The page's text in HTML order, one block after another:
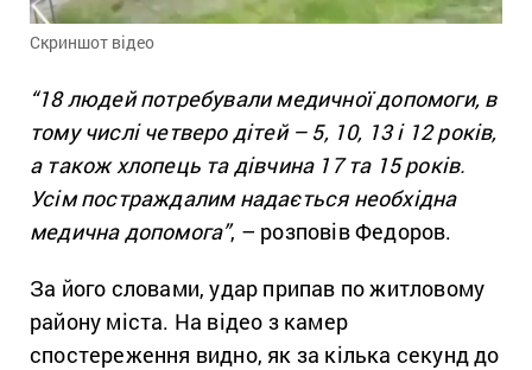
Скриншот відео
“18 людей потребували медичної допомоги, в
тому числі четверо дітей – 5, 10, 13 і 12 років,
а також хлопець та дівчина 17 та 15 років.
Усім постраждалим надається необхідна
медична допомога”, – розповів Федоров.
За його словами, удар припав по житловому
району міста. На відео з камер
спостереження видно, як за кілька секунд до